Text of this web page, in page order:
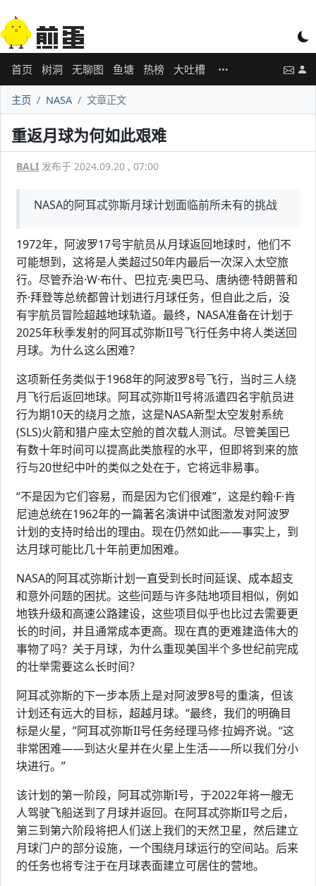
首页 树洞 无聊图 鱼塘 热榜 大吐槽
主页 NASA 文章正文
重返月球为何如此艰难
BALI 发布于 2024.09.20 , 07:00
NASA的阿耳忒弥斯月球计划面临前所未有的挑战
1972年，阿波罗17号宇航员从月球返回地球时，他们不
可能想到，这将是人类超过50年内最后一次深入太空旅
行。尽管乔治·W·布什、巴拉克·奥巴马、唐纳德·特朗普和
乔·拜登等总统都曾计划进行月球任务，但自此之后，没
有宇航员冒险超越地球轨道。最终，NASA准备在计划于
2025年秋季发射的阿耳忒弥斯II号飞行任务中将人类送回
月球。为什么这么困难？
这项新任务类似于1968年的阿波罗8号飞行，当时三人绕
月飞行后返回地球。阿耳忒弥斯II号将派遣四名宇航员进
行为期10天的绕月之旅，这是NASA新型太空发射系统
(SLS)火箭和猎户座太空舱的首次载人测试。尽管美国已
有数十年时间可以提高此类旅程的水平，但即将到来的旅
行与20世纪中叶的类似之处在于，它将远非易事。
“不是因为它们容易，而是因为它们很难”，这是约翰·F·肯
尼迪总统在1962年的一篇著名演讲中试图激发对阿波罗
计划的支持时给出的理由。现在仍然如此——事实上，到
达月球可能比几十年前更加困难。
NASA的阿耳忒弥斯计划一直受到长时间延误、成本超支
和意外问题的困扰。这些问题与许多陆地项目相似，例如
地铁升级和高速公路建设，这些项目似乎也比过去需要更
长的时间，并且通常成本更高。现在真的更难建造伟大的
事物了吗？关于月球，为什么重现美国半个多世纪前完成
的壮举需要这么长时间？
阿耳忒弥斯的下一步本质上是对阿波罗8号的重演，但该
计划还有远大的目标，超越月球。“最终，我们的明确目
标是火星，”阿耳忒弥斯II号任务经理马修·拉姆齐说。“这
非常困难——到达火星并在火星上生活——所以我们分小
块进行。”
该计划的第一阶段，阿耳忒弥斯I号，于2022年将一艘无
人驾驶飞船送到了月球并返回。在阿耳忒弥斯II号之后，
第三到第六阶段将把人们送上我们的天然卫星，然后建立
月球门户的部分设施，一个围绕月球运行的空间站。后来
的任务也将专注于在月球表面建立可居住的营地。